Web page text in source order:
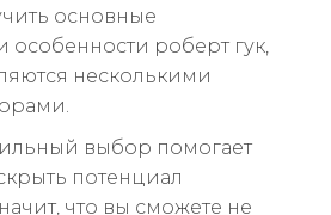
основные
особенности роберт гук,
несколькими
выбор помогает
потенциал
что вы сможете не